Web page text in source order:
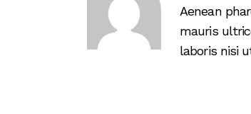
Aenean
mauris
laboris nisi